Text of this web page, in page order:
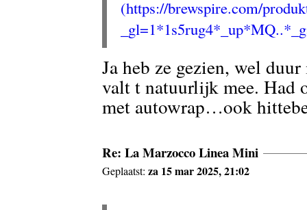
Ja heb ze gezien, wel
valt t natuurlijk mee. Had
met autowrap…ook
Re: La Marzocco Linea Mini
Geplaatst:za 15 mar 2025, 21:02